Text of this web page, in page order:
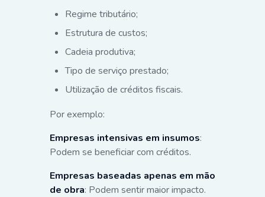
Regime tributário;
Estrutura de custos;
Cadeia produtiva;
Tipo de serviço prestado;
Utilização de créditos fiscais.
Por exemplo:
Empresas intensivas em insumos:
Podem se beneficiar com créditos.
Empresas baseadas apenas em mão
de obra: Podem sentir maior impacto.